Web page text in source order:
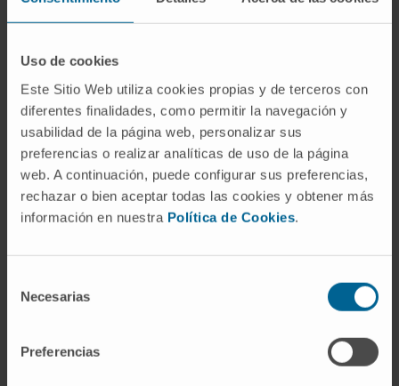
Uso de cookies
Este Sitio Web utiliza cookies propias y de terceros con
diferentes finalidades, como permitir la navegación y
usabilidad de la página web, personalizar sus
preferencias o realizar analíticas de uso de la página
web. A continuación, puede configurar sus preferencias,
rechazar o bien aceptar todas las cookies y obtener más
información en nuestra Política de Cookies.
Necesarias
Preferencias
El Departamento de Urología
de la Clínica Universidad de
Navarra
El Departamento de Urología de la Clínica
Universidad de Navarra pone a disposición del
paciente un equipo médico, compuesto por
como la cirugía robótica Da Vinci®.
El Departamento de Urología posee el certificado
de acreditación del European Board of Urology, un